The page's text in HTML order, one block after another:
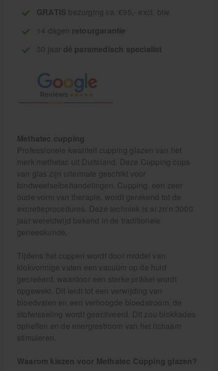
GRATIS bezorging va. €95,- excl. btw
14 dagen retourgarantie
30 jaar dé paramedisch specialist
Methatec cupping
Professionele kwaliteit cupping glazen van het
merk methetac uit Duitsland. Deze Cupping cups
van glas zijn uitermate geschikt voor
bindweefselbehandelingen. Cupping, een zeer
oude vorm van therapie, wordt gerekend tot de
excretieprocedures. Deze techniek is al zo'n 3000
jaar wereldwijd bekend in de traditionele
geneeskunde.
Tijdens het cuppen wordt door middel van
klokvormige vaten een vacuüm op de huid
gecreëerd, waardoor een sterke prikkel wordt
opgewekt. Dit leidt tot een verwijding van
bloedvaten en een verhoogde bloedstroom, de
stofwisseling wordt geactiveerd. Dit zou blokkades
opheffen en de energiestroom van het lichaam
stimuleren.
Waarom kiezen voor Methatec Cupping glazen?